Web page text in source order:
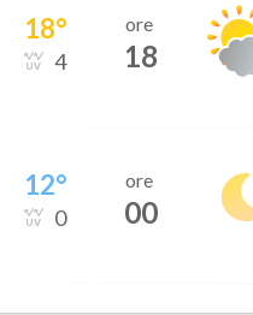
18°
4
ore
18
12°
0
ore
00